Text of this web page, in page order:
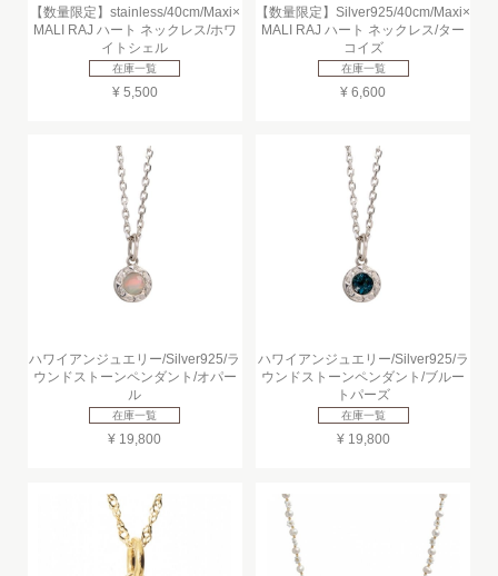
【数量限定】stainless/40cm/Maxi×
MALI RAJ ハート ネックレス/ホワ
イトシェル
在庫一覧
¥ 5,500
【数量限定】Silver925/40cm/Maxi×
MALI RAJ ハート ネックレス/ター
コイズ
在庫一覧
¥ 6,600
ハワイアンジュエリー/Silver925/ラ
ウンドストーンペンダント/オパー
ル
在庫一覧
¥ 19,800
ハワイアンジュエリー/Silver925/ラ
ウンドストーンペンダント/ブルー
トパーズ
在庫一覧
¥ 19,800